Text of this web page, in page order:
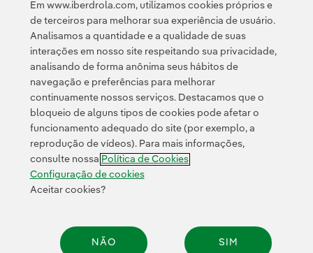
Política de Privacidade Informação legal
Transparência no uso da IA Política de cookies Configuração de cookies
Acessibilidade Canal de denúncias
© 2026 Iberdrola, S.A. Todos os direitos reservados.
Em www.iberdrola.com, utilizamos cookies próprios e
de terceiros para melhorar sua experiência de usuário.
Analisamos a quantidade e a qualidade de suas
interações em nosso site respeitando sua privacidade,
analisando de forma anônima seus hábitos de
navegação e preferências para melhorar
continuamente nossos serviços. Destacamos que o
bloqueio de alguns tipos de cookies pode afetar o
funcionamento adequado do site (por exemplo, a
reprodução de vídeos). Para mais informações,
consulte nossa Política de Cookies
Configuração de cookies
Aceitar cookies?
NÃO SIM